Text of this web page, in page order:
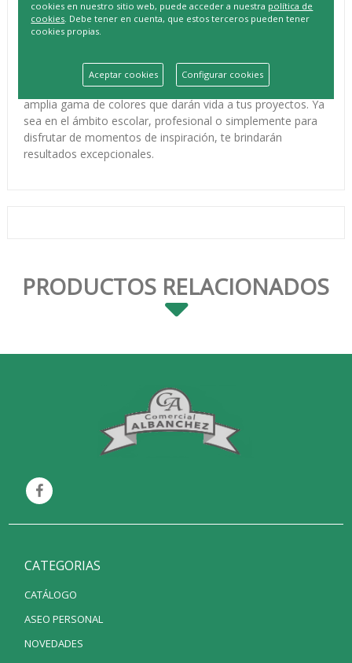
DESCRIPCIÓN
Una opción ideal para aquellos amantes del arte, la
versatilidad, calidad y durabilidad, permitiéndote plasmar
tus ideas con precisión y detalle. Podrás disfrutar de una
amplia gama de colores que darán vida a tus proyectos. Ya
sea en el ámbito escolar, profesional o simplemente para
disfrutar de momentos de inspiración, te brindarán
resultados excepcionales.
PRODUCTOS RELACIONADOS
CATEGORIAS
CATÁLOGO
ASEO PERSONAL
NOVEDADES
cookies en nuestro sitio web, puede acceder a nuestra política de
cookies. Debe tener en cuenta, que estos terceros pueden tener
cookies propias.
Aceptar cookies Configurar cookies